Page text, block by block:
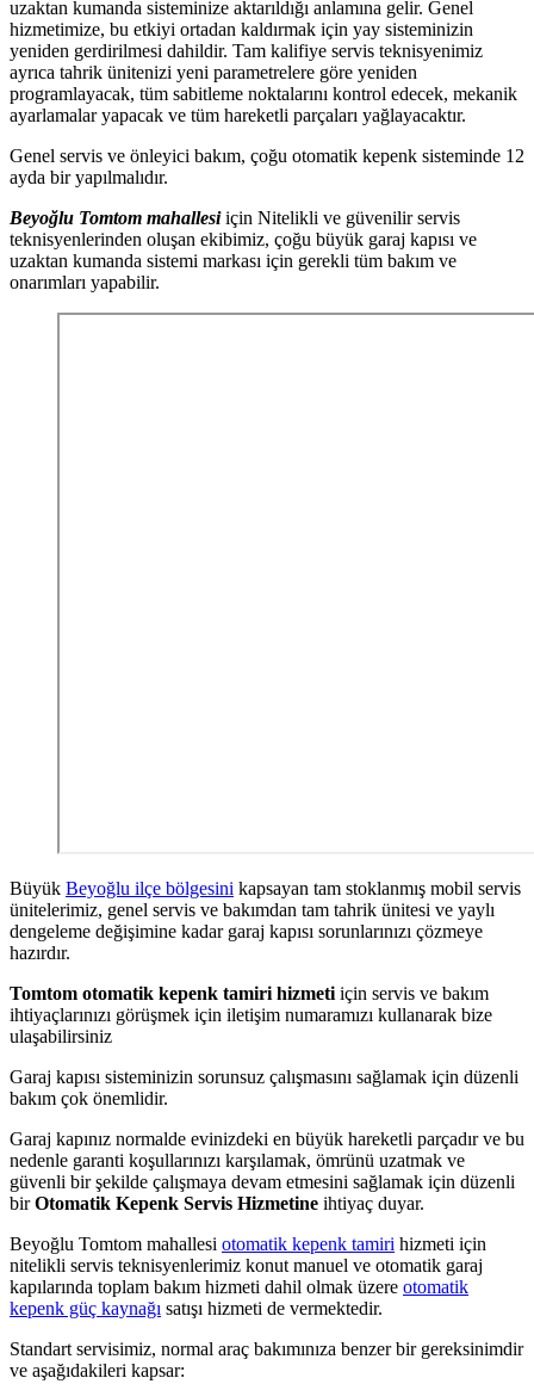
uzaktan kumanda sisteminize aktarıldığı anlamına gelir. Genel
hizmetimize, bu etkiyi ortadan kaldırmak için yay sisteminizin
yeniden gerdirilmesi dahildir. Tam kalifiye servis teknisyenimiz
ayrıca tahrik ünitenizi yeni parametrelere göre yeniden
programlayacak, tüm sabitleme noktalarını kontrol edecek, mekanik
ayarlamalar yapacak ve tüm hareketli parçaları yağlayacaktır.
Genel servis ve önleyici bakım, çoğu otomatik kepenk sisteminde 12
ayda bir yapılmalıdır.
Beyoğlu Tomtom mahallesiiçin Nitelikli ve güvenilir servis
teknisyenlerinden oluşan ekibimiz, çoğu büyük garaj kapısı ve
uzaktan kumanda sistemi markası için gerekli tüm bakım ve
onarımları yapabilir.
Büyük Beyoğlu ilçe bölgesini kapsayan tam stoklanmış mobil servis
ünitelerimiz, genel servis ve bakımdan tam tahrik ünitesi ve yaylı
dengeleme değişimine kadar garaj kapısı sorunlarınızı çözmeye
hazırdır.
Tomtom otomatik kepenk tamiri hizmeti için servis ve bakım
ihtiyaçlarınızı görüşmek için iletişim numaramızı kullanarak bize
ulaşabilirsiniz
Garaj kapısı sisteminizin sorunsuz çalışmasını sağlamak için düzenli
bakım çok önemlidir.
Garaj kapınız normalde evinizdeki en büyük hareketli parçadır ve bu
nedenle garanti koşullarınızı karşılamak, ömrünü uzatmak ve
güvenli bir şekilde çalışmaya devam etmesini sağlamak için düzenli
birOtomatik Kepenk Servis Hizmetine ihtiyaç duyar.
Beyoğlu Tomtom mahallesi otomatik kepenk tamiri hizmeti için
nitelikli servis teknisyenlerimiz konut manuel ve otomatik garaj
kapılarında toplam bakım hizmeti dahil olmak üzere otomatik
kepenk güç kaynağı satışı hizmeti de vermektedir.
Standart servisimiz, normal araç bakımınıza benzer bir gereksinimdir
ve aşağıdakileri kapsar: